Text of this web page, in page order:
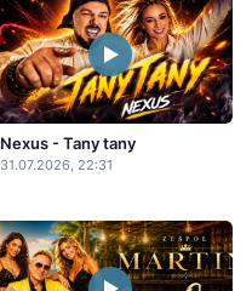
Nexus - Tany tany
31.07.2026, 22:31